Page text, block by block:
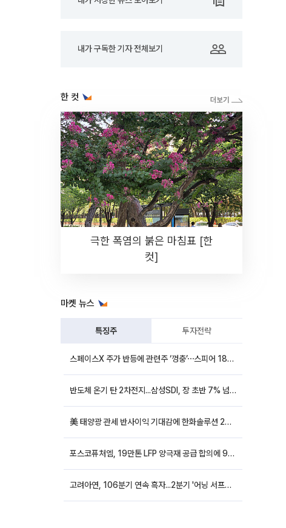
내가 구독한 기자 전체보기
한 컷
극한 폭염의 붉은 마침표 [한
컷]
마켓 뉴스
특징주 투자전략
스페이스X 주가 반등에 관련주 ‘껑충’⋯스피어 18%ㆍ에이치브이엠 12%↑
반도체 온기 탄 2차전지...삼성SDI, 장 초반 7% 넘게 껑충
美 태양광 관세 반사이익 기대감에 한화솔루션 20%대·OCI홀딩스 14%대 급등
포스코퓨처엠, 19만톤 LFP 양극재 공급 합의에 9%대 강세
고려아연, 106분기 연속 흑자...2분기 '어닝 서프라이즈'에 장 초반 12%대 강세